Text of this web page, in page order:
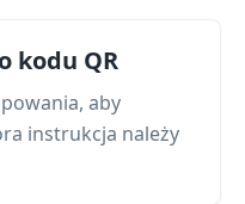
kodu QR
aby
instrukcja należy